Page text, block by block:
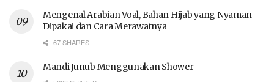
Mengenal Arabian Voal, Bahan Hijab yang Nyaman
Dipakai dan Cara Merawatnya
67 SHARES
Mandi Junub Menggunakan Shower